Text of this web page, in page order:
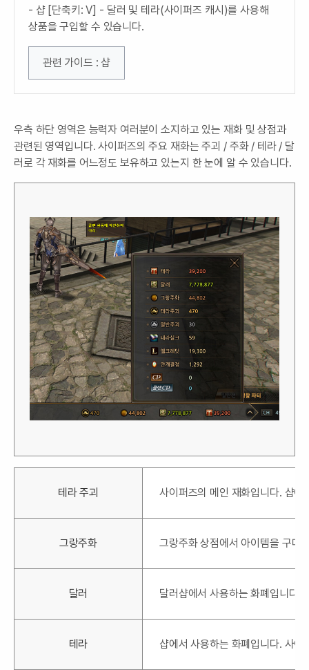
- 샵 [단축키: V] - 달러 및 테라(사이퍼즈 캐시)를 사용해
상품을 구입할 수 있습니다.
관련 가이드 : 샵
우측 하단 영역은 능력자 여러분이 소지하고 있는 재화 및 상점과
관련된 영역입니다. 사이퍼즈의 주요 재화는 주괴 / 주화 / 테라 / 달
러로 각 재화를 어느정도 보유하고 있는지 한 눈에 알 수 있습니다.
테라 주괴 사이퍼즈의 메인 재화입니다. 샵
그랑주화 그랑주화 상점에서 아이템을 구매
달러 달러샵에서 사용하는 화폐입니다.
테라 샵에서 사용하는 화폐입니다. 사